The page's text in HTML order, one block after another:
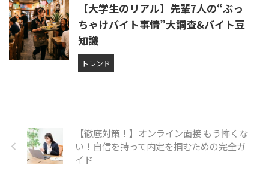
【大学生のリアル】先輩7人の“ぶっ
ちゃけバイト事情”大調査&バイト豆
知識
トレンド
【徹底対策！】オンライン面接 もう怖くな
い！自信を持って内定を掴むための完全ガ
イド